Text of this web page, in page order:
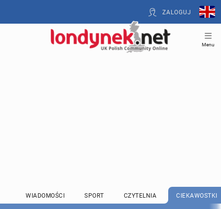
ZALOGUJ
Menu
WIADOMOŚCI SPORT CZYTELNIA CIEKAWOSTKI